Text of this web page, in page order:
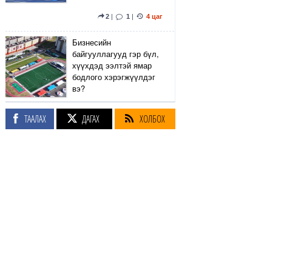
2 | 1 | 4 цаг
Бизнесийн
байгууллагууд гэр бүл,
хүүхдэд ээлтэй ямар
бодлого хэрэгжүүлдэг
вэ?
4| 1| 4 цаг
ТААЛАХ ДАГАХ ХОЛБОХ